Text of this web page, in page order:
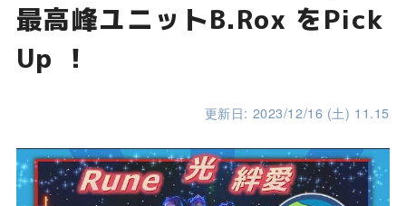
最高峰ユニットB.Rox をPick
Up ！
更新日: 2023/12/16 (土) 11.15